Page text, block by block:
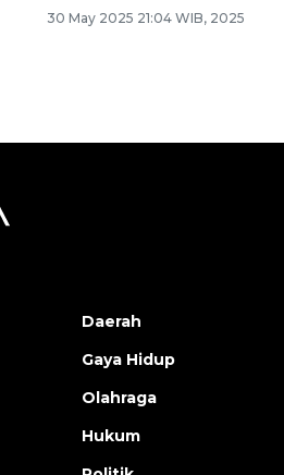
30 May 2025 21:04 WIB, 2025
Daerah
Gaya Hidup
Olahraga
Hukum